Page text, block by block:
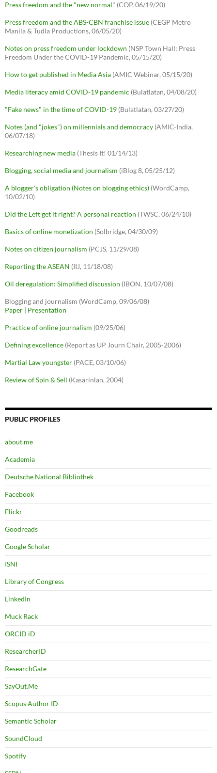
Press freedom and the "new normal" (COP, 06/19/20)
Press freedom and the ABS-CBN franchise issue (CEGP Metro
Manila & Tudla Productions, 06/05/20)
Notes on press freedom under lockdown (NSP Town Hall: Press
Freedom Under the COVID-19 Pandemic, 05/15/20)
How to get published in Media Asia (AMIC Webinar, 05/15/20)
Media literacy amid COVID-19 pandemic (Bulatlatan, 04/08/20)
"Fake news" in the time of COVID-19 (Bulatlatan, 03/27/20)
Notes (and "jokes") on millennials and democracy (AMIC-India,
06/07/18)
Researching new media (Thesis It! 01/14/13)
Blogging, social media and journalism (iBlog 8, 05/25/12)
A blogger's obligation (Notes on blogging ethics) (WordCamp,
10/02/10)
Did the Left get it right? A personal reaction (TWSC, 06/24/10)
Basics of online monetization (Solbridge, 04/30/09)
Notes on citizen journalism (PCJS, 11/29/08)
Reporting the ASEAN (IIJ, 11/18/08)
Oil deregulation: Simplified discussion (IBON, 10/07/08)
Blogging and journalism (WordCamp, 09/06/08)
Paper | Presentation
Practice of online journalism (09/25/06)
Defining excellence (Report as UP Journ Chair, 2005-2006)
Martial Law youngster (PACE, 03/10/06)
Review of Spin & Sell (Kasarinlan, 2004)
PUBLIC PROFILES
about.me
Academia
Deutsche National Bibliothek
Facebook
Flickr
Goodreads
Google Scholar
ISNI
Library of Congress
LinkedIn
Muck Rack
ORCID iD
ResearcherID
ResearchGate
SayOut.Me
Scopus Author ID
Semantic Scholar
SoundCloud
Spotify